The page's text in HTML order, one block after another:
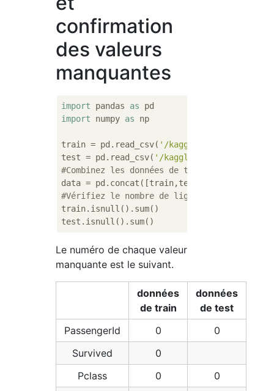
confirmation
des valeurs
manquantes
import pandas as
import numpy as np
train = pd.read_csv( '/kaggle/input/
test = pd.read_csv( '/kaggle/input/titanic/
#Combinez les données de train et les
data =
#Vérifiez le nombre de lignes contenant des
train.isnull().sum()
Le numéro de chaque valeur
manquante est le suivant.
données
de train
données
de test
PassengerId
0
0
Survived
0
Pclass
0
0